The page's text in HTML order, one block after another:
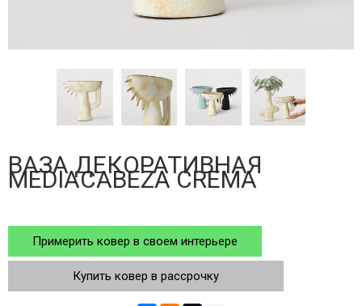
ВАЗА ДЕКОРАТИВНАЯ
MEDIACABEZA CREMA
Примерить ковер в своем интерьере
Купить ковер в рассрочку